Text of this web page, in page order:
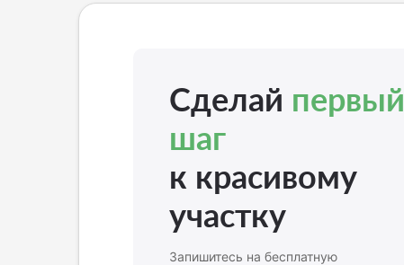
Сделай первый
шаг
к красивому
участку
Запишитесь на бесплатную